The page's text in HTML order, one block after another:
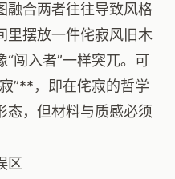
融合两者往往导致风格
里摆放一件侘寂风旧木
闯入者”一样突兀。可
”**，即在侘寂的哲学
态，但材料与质感必须
区